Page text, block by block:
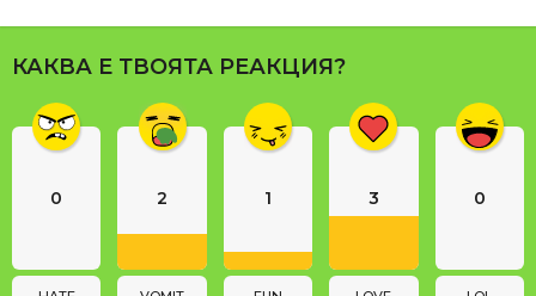
и
р
д
P
a
g
n
o
КАКВА Е ТВОЯТА РЕАКЦИЯ?
0 2 1 3 0